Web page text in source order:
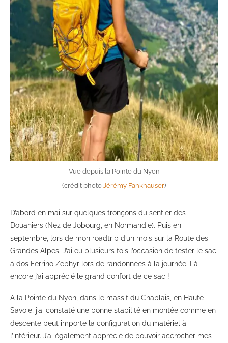
Vue depuis la Pointe du Nyon
(crédit photo Jérémy Fankhauser)
D’abord en mai sur quelques tronçons du sentier des
Douaniers (Nez de Jobourg, en Normandie). Puis en
septembre, lors de mon roadtrip d’un mois sur la Route des
Grandes Alpes. J’ai eu plusieurs fois l’occasion de tester le sac
à dos Ferrino Zephyr lors de randonnées à la journée. Là
encore j’ai apprécié le grand confort de ce sac !
A la Pointe du Nyon, dans le massif du Chablais, en Haute
Savoie, j’ai constaté une bonne stabilité en montée comme en
descente peut importe la configuration du matériel à
l’intérieur. J’ai également apprécié de pouvoir accrocher mes